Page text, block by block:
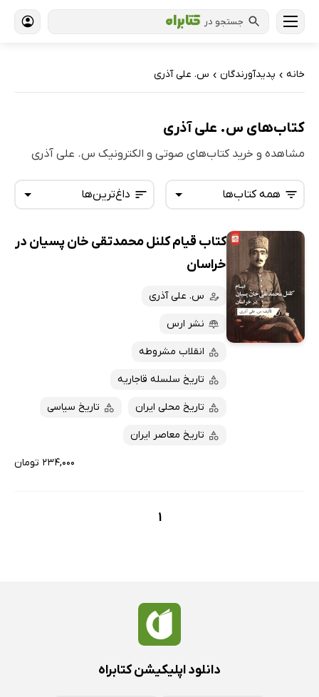
جستجو در
خانه › پدیدآورندگان › س. علی آذری
کتاب‌های س. علی آذری
مشاهده و خرید کتاب‌های صوتی و الکترونیک س. علی آذری
داغ‌ترین‌ها
تازه‌ها
ارزان ترین‌ها
همه کتاب‌ها
همه کتاب‌ها
کتاب‌های صوتی
کتاب‌های متنی
کتاب قیام کلنل محمدتقی خان پسیان در
خراسان
س. علی آذری
نشر ارس
انقلاب مشروطه
تاریخ سلسله قاجاریه
تاریخ محلی ایران تاریخ سیاسی
تاریخ معاصر ایران
۲۳۴,۰۰۰ تومان
1
دانلود اپلیکیشن کتابراه